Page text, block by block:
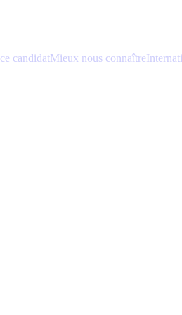
candidatMieux nous connaître